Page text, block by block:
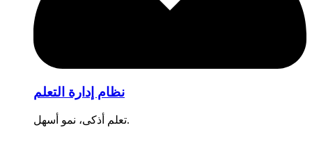
نظام إدارة التعلم
تعلم أذكى، نمو أسهل.